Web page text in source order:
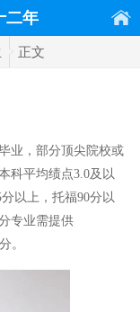
二年
正文
业，部分顶尖院校或
科平均绩点3.0及以
以上，托福90分以
专业需提供
。